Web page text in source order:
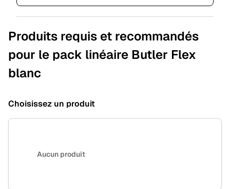
Produits requis et recommandés
pour le pack linéaire Butler Flex
blanc
Choisissez un produit
Aucun produit